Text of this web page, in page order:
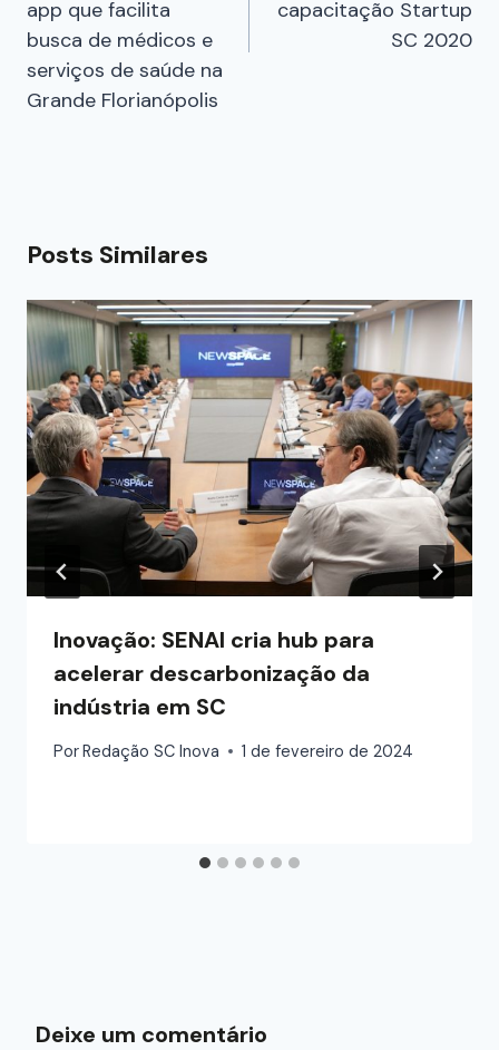
app que facilita
busca de médicos e
serviços de saúde na
Grande Florianópolis
capacitação Startup
SC 2020
Posts Similares
Inovação: SENAI cria hub para
acelerar descarbonização da
indústria em SC
PorRedação SC Inova 1 de fevereiro de 2024
Deixe um comentário